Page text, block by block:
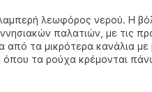
λαμπερή λεωφόρος νερού. Η
παλατιών, με τις
από τα μικρότερα κανάλια με
τα ρούχα κρέμονται